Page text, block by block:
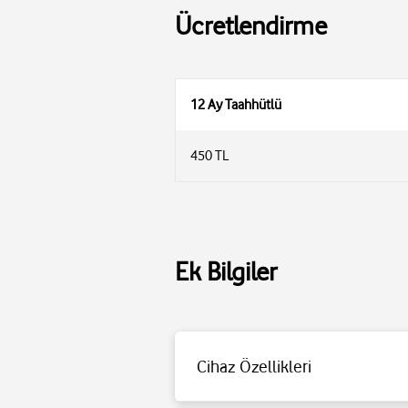
Ücretlendirme
12 Ay Taahhütlü
450 TL
Ek Bilgiler
Cihaz Özellikleri
Ekran Özellikleri: Dokunmatik Kavisli
Mikrofon: Var
Telefon Görüşmesi: Var